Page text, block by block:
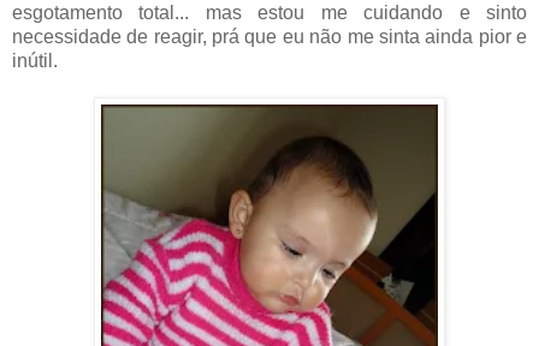
esgotamento total... mas estou me cuidando e sinto
necessidade de reagir, prá que eu não me sinta ainda pior e
inútil.